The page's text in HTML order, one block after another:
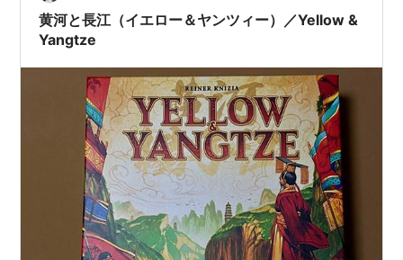
1月17日
イプシロンロケット3号機、高性能小型レーダ衛星
（ASNARO-2）を打ち上げ
小室哲哉氏、女性問題の報道を受け音楽活動からの
引退を表明
ももいろクローバーZ、有安杏果がこの日のライブを
黄河と長江（イエロー＆ヤンツィー）／Yellow &
Yangtze